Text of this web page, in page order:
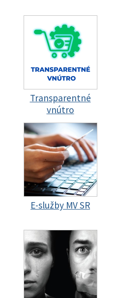
Transparentné
vnútro
E-služby MV SR